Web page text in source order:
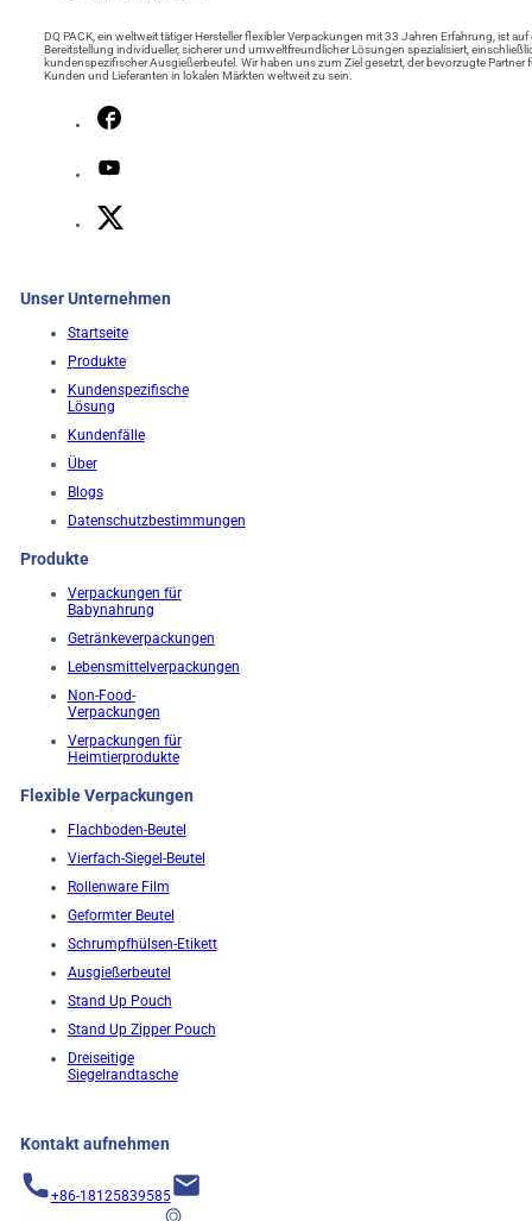
DQ PACK, ein weltweit tätiger Hersteller flexibler Verpackungen mit 33 Jahren Erfahrung, ist auf
Bereitstellung individueller, sicherer und umweltfreundlicher Lösungen spezialisiert,
kundenspezifischer Ausgießerbeutel. Wir haben uns zum Ziel gesetzt, der bevorzugte Partner
Kunden und Lieferanten in lokalen Märkten weltweit zu sein.
Unser Unternehmen
Startseite
Produkte
Kundenspezifische
Lösung
Kundenfälle
Über
Blogs
Datenschutzbestimmungen
Produkte
Verpackungen für
Babynahrung
Getränkeverpackungen
Lebensmittelverpackungen
Non-Food-
Verpackungen
Verpackungen für
Heimtierprodukte
Flexible Verpackungen
Flachboden-Beutel
Vierfach-Siegel-Beutel
Rollenware Film
Geformter Beutel
Schrumpfhülsen-Etikett
Ausgießerbeutel
Stand Up Pouch
Stand Up Zipper Pouch
Dreiseitige
Siegelrandtasche
Kontakt aufnehmen
+86-18125839585